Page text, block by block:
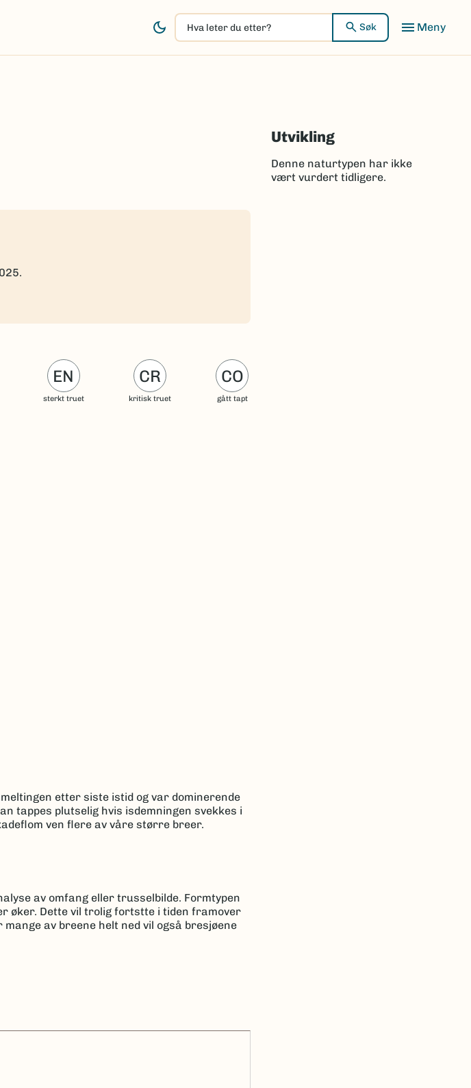
Hva
leter
du
Søk Meny
EN
sterkt truet
CR
kritisk truet
CO
gått tapt
etter siste istid og var dominerende
tappes plutselig hvis isdemningen svekkes i
ven flere av våre større breer.
av omfang eller trusselbilde. Formtypen
øker. Dette vil trolig fortstte i tiden framover
av breene helt ned vil også bresjøene
Utvikling
Denne naturtypen har ikke
vært vurdert tidligere.